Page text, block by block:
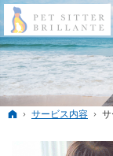
ホーム
サービス内容